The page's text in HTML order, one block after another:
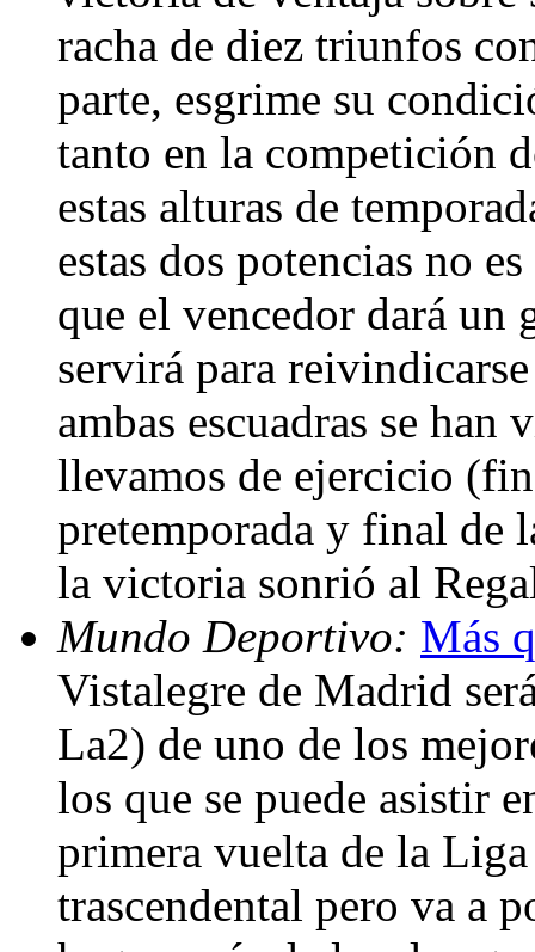
racha de diez triunfos
parte, esgrime su
tanto en la competición
estas alturas de
estas dos potencias no
que el vencedor dará
servirá para
ambas escuadras se han
llevamos de ejercicio
pretemporada y final de
la victoria sonrió al
Mundo Deportivo: Más
Vistalegre de Madrid
La2) de uno de los
los que se puede asistir
primera vuelta de la
trascendental pero va a